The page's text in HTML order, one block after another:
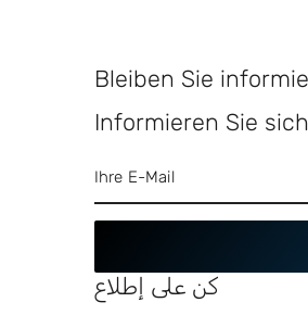
Bleiben Sie
Informieren Sie
كن على إطلاع